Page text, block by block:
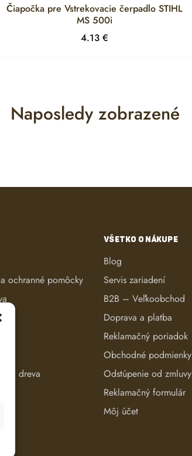
Čiapočka pre Vstrekovacie čerpadlo STIHL
MS 500i
4.13€
Naposledy zobrazené
ochranné pomôcky
dreva
VŠETKO O NÁKUPE
Blog
Servis zariadení
B2B – Veľkoobchod
Doprava a platba
Reklamačný poriadok
Obchodné podmienky
Odstúpenie od zmluvy
Reklamačný formulár
Môj účet